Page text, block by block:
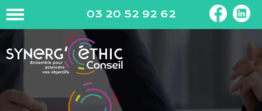
03 20 52 92 62